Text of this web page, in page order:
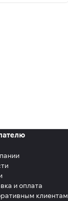
и оплата
клиентам